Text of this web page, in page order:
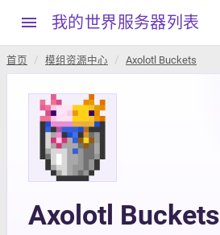
menu 我的世界服务器列表
首页 模组资源中心 Axolotl Buckets
Axolotl Buckets